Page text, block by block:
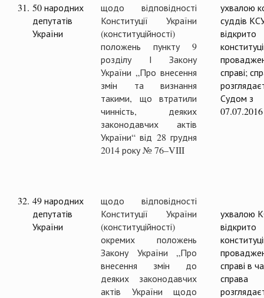
31. 50 народних
депутатів
України
щодо відповідності
Конституції України
(конституційності)
положень пункту 9
розділу І Закону
України „Про внесення
змін та визнання
такими, що втратили
чинність, деяких
законодавчих актів
України“ від 28 грудня
2014 року № 76–VIII
ухвалою
суддів
відкрито
справі;
Судом з
07.07.2016
32. 49 народних
депутатів
України
щодо відповідності
Конституції України
(конституційності)
окремих положень
Закону України „Про
внесення змін до
деяких законодавчих
актів України щодо
ухвалою
відкрито
справі в
справа